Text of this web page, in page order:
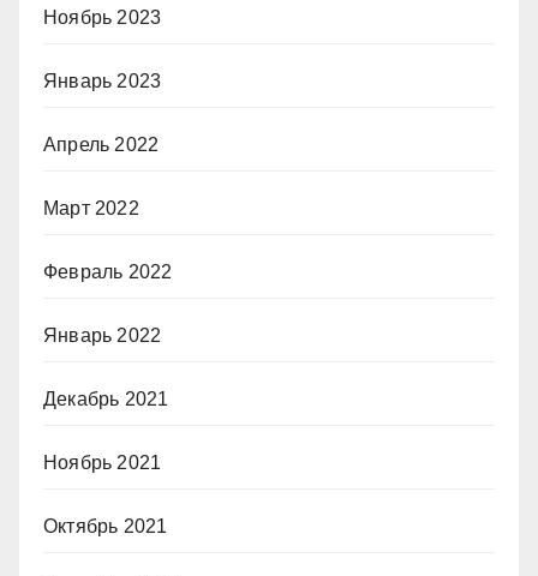
Ноябрь 2023
Январь 2023
Апрель 2022
Март 2022
Февраль 2022
Январь 2022
Декабрь 2021
Ноябрь 2021
Октябрь 2021